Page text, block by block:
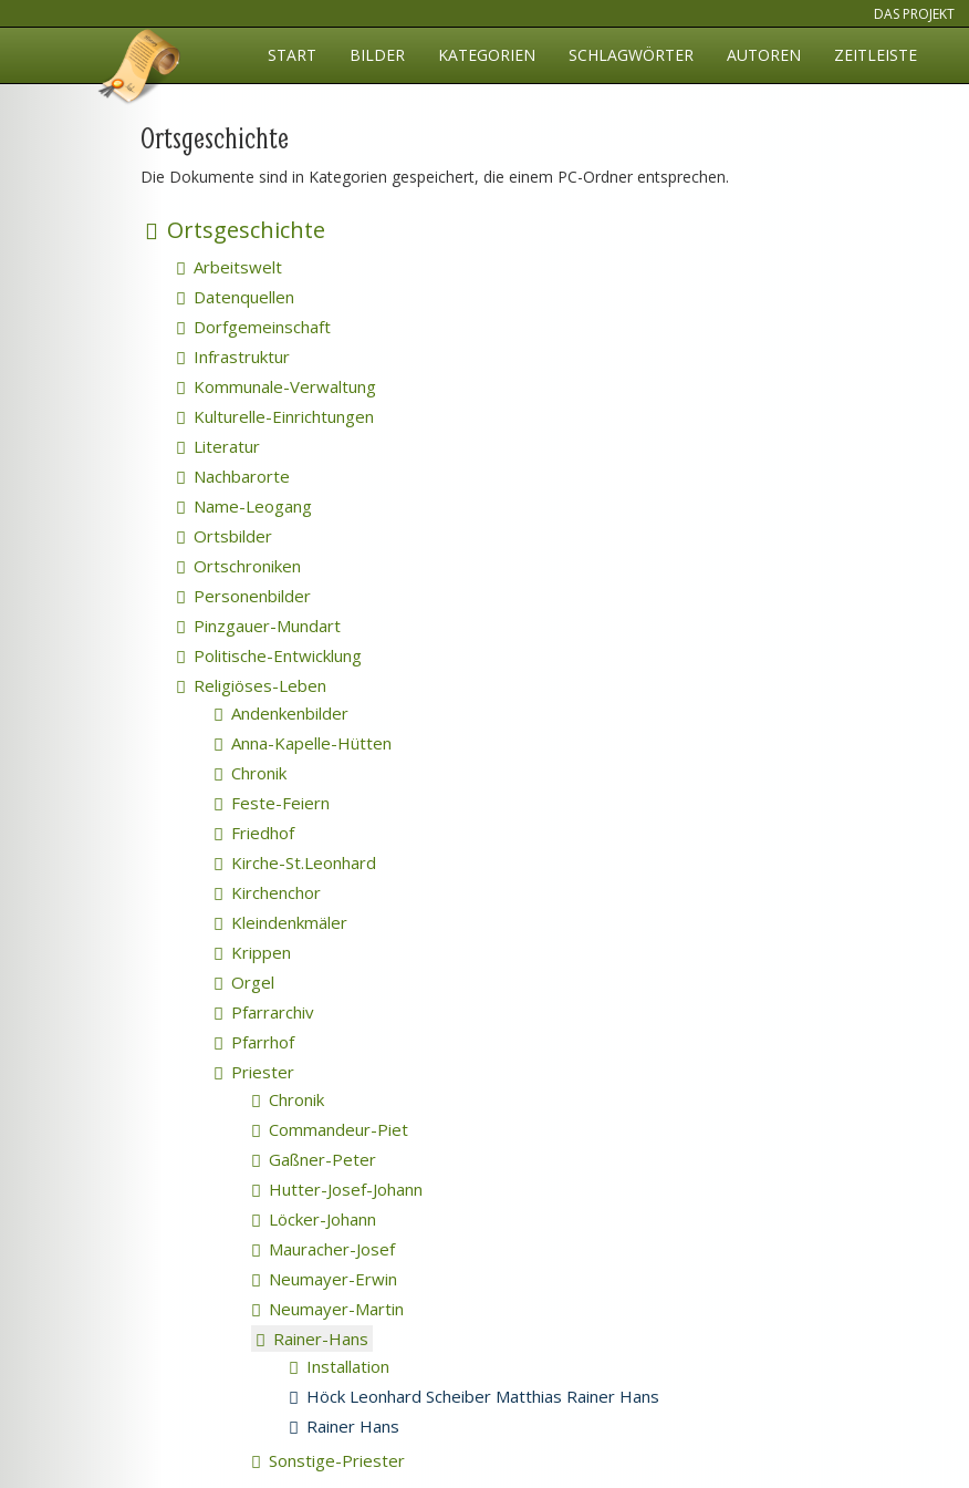
DAS PROJEKT
START BILDER KATEGORIEN SCHLAGWÖRTER AUTOREN ZEITLEISTE
Ortsgeschichte
Die Dokumente sind in Kategorien gespeichert, die einem PC-Ordner entsprechen.
Ortsgeschichte
Arbeitswelt
Datenquellen
Dorfgemeinschaft
Infrastruktur
Kommunale-Verwaltung
Kulturelle-Einrichtungen
Literatur
Nachbarorte
Name-Leogang
Ortsbilder
Ortschroniken
Personenbilder
Pinzgauer-Mundart
Politische-Entwicklung
Religiöses-Leben
Andenkenbilder
Anna-Kapelle-Hütten
Chronik
Feste-Feiern
Friedhof
Kirche-St.Leonhard
Kirchenchor
Kleindenkmäler
Krippen
Orgel
Pfarrarchiv
Pfarrhof
Priester
Chronik
Commandeur-Piet
Gaßner-Peter
Hutter-Josef-Johann
Löcker-Johann
Mauracher-Josef
Neumayer-Erwin
Neumayer-Martin
Rainer-Hans
Installation
Höck Leonhard Scheiber Matthias Rainer Hans
Rainer Hans
Sonstige-Priester